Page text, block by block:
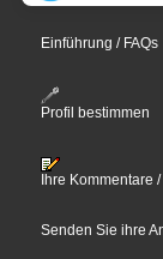
Einführung / FAQs
Profil bestimmen
Ihre Kommentare
Senden Sie ihre